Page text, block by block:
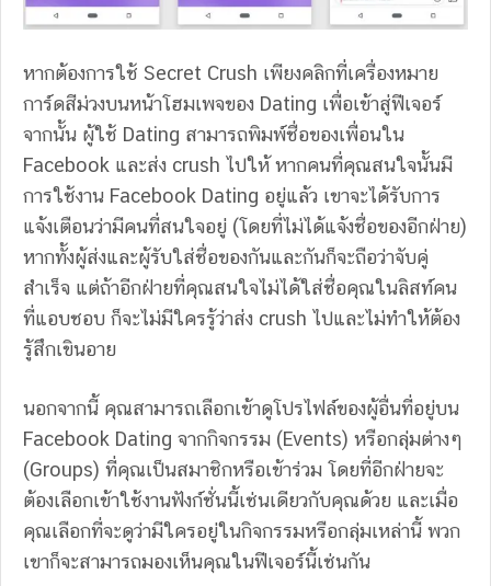
หากต้องการใช้ Secret Crush เพียงคลิกที่เครื่องหมาย
การ์ดสีม่วงบนหน้าโฮมเพจของ Dating เพื่อเข้าสู่ฟีเจอร์
จากนั้น ผู้ใช้ Dating สามารถพิมพ์ชื่อของเพื่อนใน
Facebook และส่ง crush ไปให้ หากคนที่คุณสนใจนั้นมี
การใช้งาน Facebook Dating อยู่แล้ว เขาจะได้รับการ
แจ้งเตือนว่ามีคนที่สนใจอยู่ (โดยที่ไม่ได้แจ้งชื่อของอีกฝ่าย)
หากทั้งผู้ส่งและผู้รับใส่ชื่อของกันและกันก็จะถือว่าจับคู่
สำเร็จ แต่ถ้าอีกฝ่ายที่คุณสนใจไม่ได้ใส่ชื่อคุณในลิสท์คน
ที่แอบชอบ ก็จะไม่มีใครรู้ว่าส่ง crush ไปและไม่ทำให้ต้อง
รู้สึกเขินอาย
นอกจากนี้ คุณสามารถเลือกเข้าดูโปรไฟล์ของผู้อื่นที่อยู่บน
Facebook Dating จากกิจกรรม (Events) หรือกลุ่มต่างๆ
(Groups) ที่คุณเป็นสมาชิกหรือเข้าร่วม โดยที่อีกฝ่ายจะ
ต้องเลือกเข้าใช้งานฟังก์ชั่นนี้เช่นเดียวกับคุณด้วย และเมื่อ
คุณเลือกที่จะดูว่ามีใครอยู่ในกิจกรรมหรือกลุ่มเหล่านี้ พวก
เขาก็จะสามารถมองเห็นคุณในฟีเจอร์นี้เช่นกัน